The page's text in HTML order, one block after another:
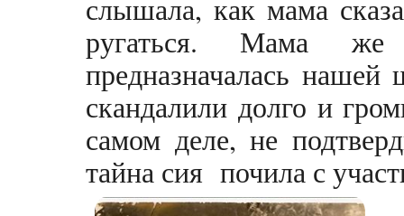
слышала, как мама
ругаться. Мама же
предназначалась
скандалили долго и
самом деле, не
тайна сия почила с